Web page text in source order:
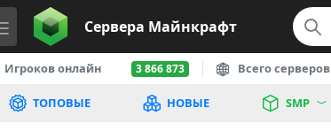
Сервера Майнкрафт
Игроков онлайн 3 866 873 Всего серверов
ТОПОВЫЕ НОВЫЕ SMP